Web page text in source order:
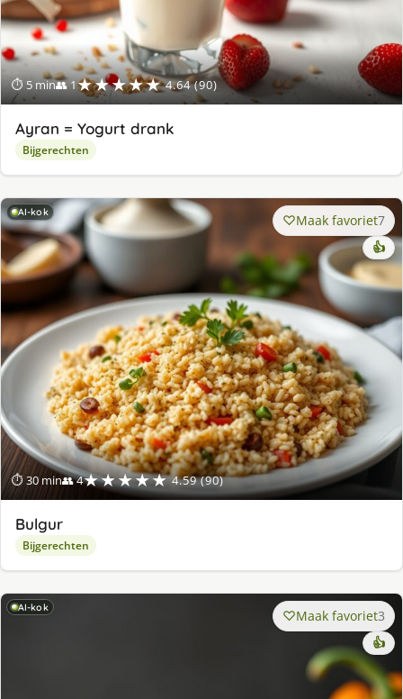
⏱ 5 min👥 1★★★★★ 4.64 (90)
Ayran = Yogurt drank
Bijgerechten
AI-kok
⏱ 30 min👥 4★★★★★ 4.59 (90)
Maak favoriet7
👍
Bulgur
Bijgerechten
AI-kok Maak favoriet3
👍